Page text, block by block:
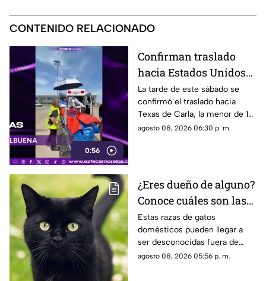
CONTENIDO RELACIONADO
0:56
Confirman traslado
hacia Estados Unidos
de menor que sufrió
quemadura en la
explosión de gas LP en
Cuernavaca
La tarde de este sábado se
confirmó el traslado hacia
Texas de Carla, la menor de 15
años que resultó gravemente
agosto 08, 2026 06:30 p. m.
¿Eres dueño de alguno?
Conoce cuáles son las
cinco razas más raras
de gatos domésticos en
todo el mundo
Estas razas de gatos
domésticos pueden llegar a
ser desconocidas fuera de
círculos especializados, y
agosto 08, 2026 05:56 p. m.